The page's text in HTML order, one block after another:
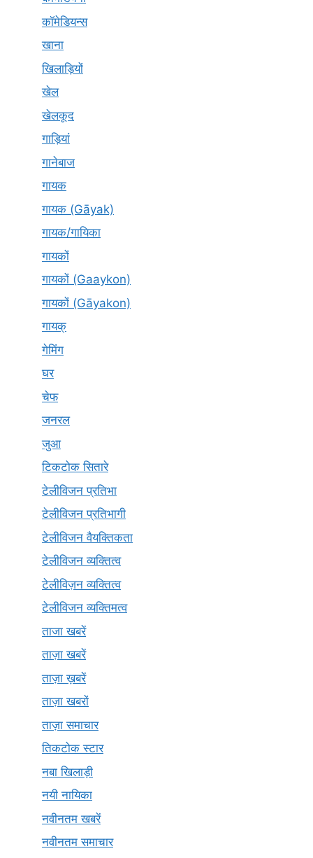
कॉमेडियन्स
खाना
खिलाड़ियों
खेल
खेलकूद
गाड़ियां
गानेबाज
गायक
गायक (Gāyak)
गायक/गायिका
गायकों
गायकों (Gaaykon)
गायकों (Gāyakon)
गायक्
गेमिंग
घर
चेफ
जनरल
जुआ
टिकटोक सितारे
टेलीविजन प्रतिभा
टेलीविजन प्रतिभागी
टेलीविजन वैयक्तिकता
टेलीविजन व्यक्तित्व
टेलीविज़न व्यक्तित्व
टेलीविजन व्यक्तिमत्व
ताजा खबरें
ताज़ा खबरें
ताज़ा ख़बरें
ताज़ा खबरों
ताज़ा समाचार
तिकटोक स्टार
नबा खिलाड़ी
नयी नायिका
नवीनतम खबरें
नवीनतम समाचार